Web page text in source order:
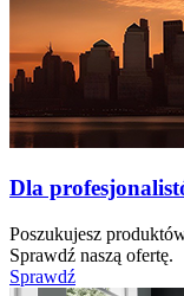
Dla
Poszukujesz
Sprawdź naszą ofertę.
Sprawdź